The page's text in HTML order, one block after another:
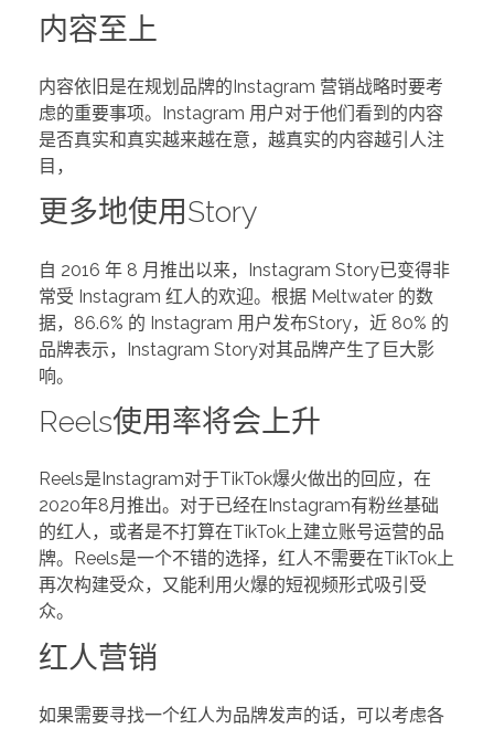
内容至上
内容依旧是在规划品牌的Instagram 营销战略时要考
虑的重要事项。Instagram 用户对于他们看到的内容
是否真实和真实越来越在意，越真实的内容越引人注
目，
更多地使用Story
自 2016 年 8 月推出以来，Instagram Story已变得非
常受 Instagram 红人的欢迎。根据 Meltwater 的数
据，86.6% 的 Instagram 用户发布Story，近 80% 的
品牌表示，Instagram Story对其品牌产生了巨大影
响。
Reels使用率将会上升
Reels是Instagram对于TikTok爆火做出的回应，在
2020年8月推出。对于已经在Instagram有粉丝基础
的红人，或者是不打算在TikTok上建立账号运营的品
牌。Reels是一个不错的选择，红人不需要在TikTok上
再次构建受众，又能利用火爆的短视频形式吸引受
众。
红人营销
如果需要寻找一个红人为品牌发声的话，可以考虑各